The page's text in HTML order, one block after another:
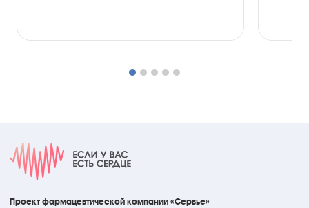
Проект фармацевтической компании «Сервье»